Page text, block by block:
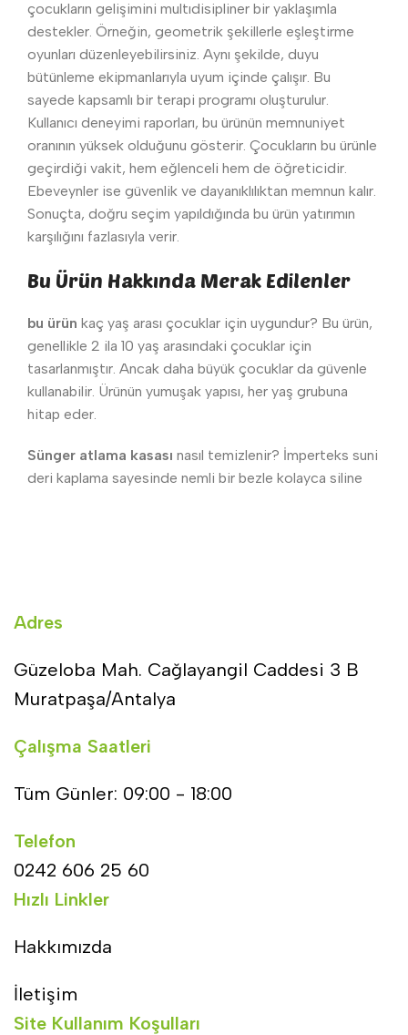
çocukların gelişimini multıdisipliner bir yaklaşımla
destekler. Örneğin, geometrik şekillerle eşleştirme
oyunları düzenleyebilirsiniz. Aynı şekilde, duyu
bütünleme ekipmanlarıyla uyum içinde çalışır. Bu
sayede kapsamlı bir terapi programı oluşturulur.
Kullanıcı deneyimi raporları, bu ürünün memnuniyet
oranının yüksek olduğunu gösterir. Çocukların bu ürünle
geçirdiği vakit, hem eğlenceli hem de öğreticidir.
Ebeveynler ise güvenlik ve dayanıklılıktan memnun kalır.
Sonuçta, doğru seçim yapıldığında bu ürün yatırımın
karşılığını fazlasıyla verir.
Bu Ürün Hakkında Merak Edilenler
bu ürün kaç yaş arası çocuklar için uygundur? Bu ürün,
genellikle 2 ila 10 yaş arasındaki çocuklar için
tasarlanmıştır. Ancak daha büyük çocuklar da güvenle
kullanabilir. Ürünün yumuşak yapısı, her yaş grubuna
hitap eder.
Sünger atlama kasası nasıl temizlenir? İmperteks suni
deri kaplama sayesinde nemli bir bezle kolayca siline
Adres
Güzeloba Mah. Cağlayangil Caddesi 3 B
Muratpaşa/Antalya
Çalışma Saatleri
Tüm Günler: 09:00 - 18:00
Telefon
0242 606 25 60
Hızlı Linkler
Hakkımızda
İletişim
Site Kullanım Koşulları